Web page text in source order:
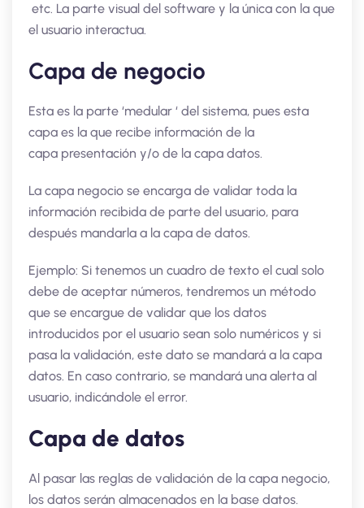
etc. La parte visual del software y la única con la que
el usuario interactua.
Capa de negocio
Esta es la parte ‘medular ‘ del sistema, pues esta
capa es la que recibe información de la
capa presentación y/o de la capa datos.
La capa negocio se encarga de validar toda la
información recibida de parte del usuario, para
después mandarla a la capa de datos.
Ejemplo: Si tenemos un cuadro de texto el cual solo
debe de aceptar números, tendremos un método
que se encargue de validar que los datos
introducidos por el usuario sean solo numéricos y si
pasa la validación, este dato se mandará a la capa
datos. En caso contrario, se mandará una alerta al
usuario, indicándole el error.
Capa de datos
Al pasar las reglas de validación de la capa negocio,
los datos serán almacenados en la base datos.